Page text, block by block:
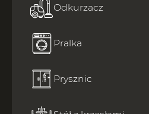
Odkurzacz
Pralka
Prysznic